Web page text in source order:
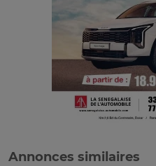
Annonces similaires